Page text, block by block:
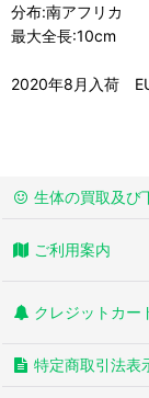
分布:南アフリカ
最大全長:10cm
2020年8月入荷
生体の買取及び
ご利用案内
クレジットカー
特定商取引法表